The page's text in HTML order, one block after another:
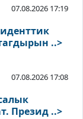
07.08.2026 17:19
..>
07.08.2026 17:08
Презид ..>